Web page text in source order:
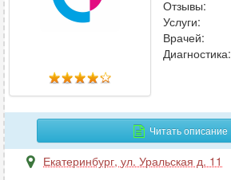
Хирургия-ортопедия
Ч
Челюстно-лицевая хирургия
Отзывы:
Услуги:
Врачей:
Диагностика:
Читать описание
Екатеринбург, ул. Уральская д. 11